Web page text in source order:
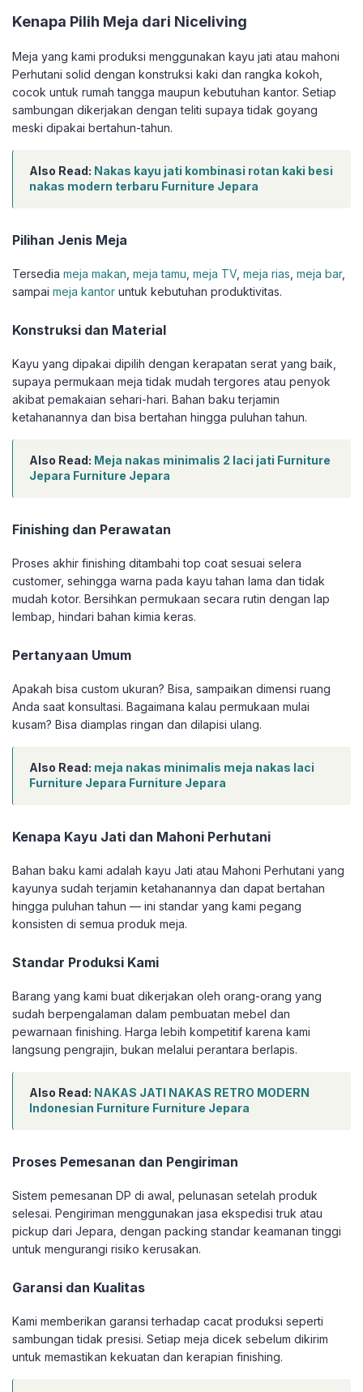
Kenapa Pilih Meja dari Niceliving
Meja yang kami produksi menggunakan kayu jati atau mahoni
Perhutani solid dengan konstruksi kaki dan rangka kokoh,
cocok untuk rumah tangga maupun kebutuhan kantor. Setiap
sambungan dikerjakan dengan teliti supaya tidak goyang
meski dipakai bertahun-tahun.
Also Read: Nakas kayu jati kombinasi rotan kaki besi
nakas modern terbaru Furniture Jepara
Pilihan Jenis Meja
Tersedia meja makan meja tamu meja TV, meja rias meja bar,
sampai meja kantor untuk kebutuhan produktivitas.
Konstruksi dan Material
Kayu yang dipakai dipilih dengan kerapatan serat yang baik,
supaya permukaan meja tidak mudah tergores atau penyok
akibat pemakaian sehari-hari. Bahan baku terjamin
ketahanannya dan bisa bertahan hingga puluhan tahun.
Also Read: Meja nakas minimalis 2 laci jati Furniture
Jepara Furniture Jepara
Finishing dan Perawatan
Proses akhir finishing ditambahi top coat sesuai selera
customer, sehingga warna pada kayu tahan lama dan tidak
mudah kotor. Bersihkan permukaan secara rutin dengan lap
lembap, hindari bahan kimia keras.
Pertanyaan Umum
Apakah bisa custom ukuran? Bisa, sampaikan dimensi ruang
Anda saat konsultasi. Bagaimana kalau permukaan mulai
kusam? Bisa diamplas ringan dan dilapisi ulang.
Also Read: meja nakas minimalis meja nakas laci
Furniture Jepara Furniture Jepara
Kenapa Kayu Jati dan Mahoni Perhutani
Bahan baku kami adalah kayu Jati atau Mahoni Perhutani yang
kayunya sudah terjamin ketahanannya dan dapat bertahan
hingga puluhan tahun — ini standar yang kami pegang
konsisten di semua produk meja.
Standar Produksi Kami
Barang yang kami buat dikerjakan oleh orang-orang yang
sudah berpengalaman dalam pembuatan mebel dan
pewarnaan finishing. Harga lebih kompetitif karena kami
langsung pengrajin, bukan melalui perantara berlapis.
Also Read: NAKAS JATI NAKAS RETRO MODERN
Indonesian Furniture Furniture Jepara
Proses Pemesanan dan Pengiriman
Sistem pemesanan DP di awal, pelunasan setelah produk
selesai. Pengiriman menggunakan jasa ekspedisi truk atau
pickup dari Jepara, dengan packing standar keamanan tinggi
untuk mengurangi risiko kerusakan.
Garansi dan Kualitas
Kami memberikan garansi terhadap cacat produksi seperti
sambungan tidak presisi. Setiap meja dicek sebelum dikirim
untuk memastikan kekuatan dan kerapian finishing.